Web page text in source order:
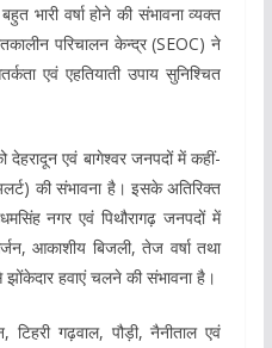
भारी वर्षा होने की संभावना व्यक्त
परिचालन केन्द्र (SEOC) ने
एवं एहतियाती उपाय सुनिश्चित
एवं बागेश्वर जनपदों में कहीं-
की संभावना है। इसके अतिरिक्त
नगर एवं पिथौरागढ़ जनपदों में
आकाशीय बिजली, तेज वर्षा तथा
हवाएं चलने की संभावना है।
गढ़वाल, पौड़ी, नैनीताल एवं